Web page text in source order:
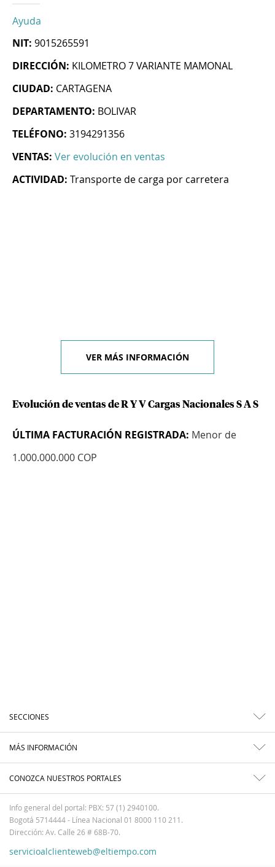
Ayuda
NIT: 9015265591
DIRECCIÓN: KILOMETRO 7 VARIANTE MAMONAL
CIUDAD: CARTAGENA
DEPARTAMENTO: BOLIVAR
TELÉFONO: 3194291356
VENTAS: Ver evolución en ventas
ACTIVIDAD: Transporte de carga por carretera
VER MÁS INFORMACIÓN
Evolución de ventas de R Y V Cargas Nacionales S A S
ÚLTIMA FACTURACIÓN REGISTRADA: Menor de
1.000.000.000 COP
SECCIONES
MÁS INFORMACIÓN
CONOZCA NUESTROS PORTALES
Info general del portal: PBX: 57 (1) 2940100.
Bogotá 5714444 - Línea Nacional 01 8000 110 211.
Dirección: Av. Calle 26 # 68B-70.
servicioalclienteweb@eltiempo.com